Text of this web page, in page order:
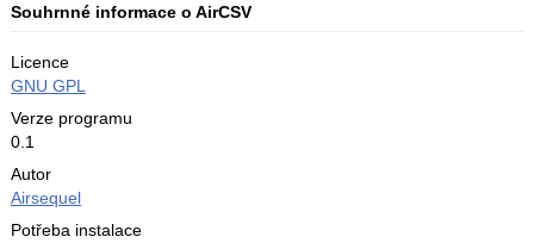
Souhrnné informace o AirCSV
Licence
GNU GPL
Verze programu
0.1
Autor
Airsequel
Potřeba instalace